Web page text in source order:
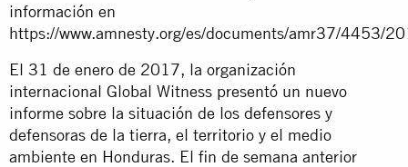
información en
https://www.amnesty.org/es/documents/amr37/4453/
El 31 de enero de 2017, la organización
internacional Global Witness presentó un nuevo
informe sobre la situación de los defensores y
defensoras de la tierra, el territorio y el medio
ambiente en Honduras. El fin de semana anterior